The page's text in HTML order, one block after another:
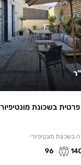
מונטיפיורי
96